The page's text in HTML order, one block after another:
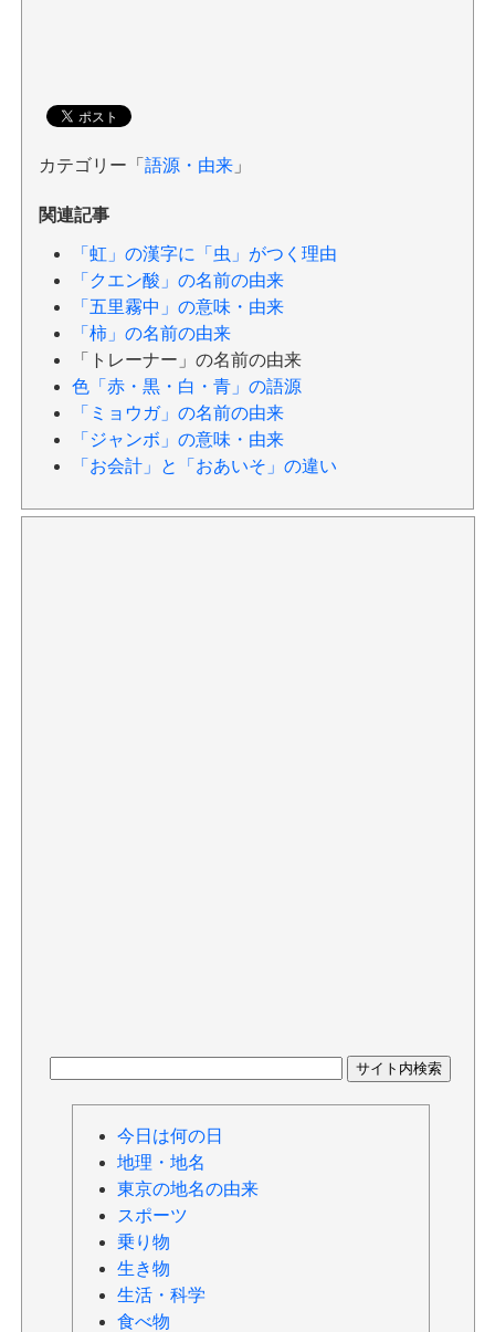
カテゴリー「 語源・由来」
関連記事
「虹」の漢字に「虫」がつく理由
「クエン酸」の名前の由来
「五里霧中」の意味・由来
「柿」の名前の由来
「トレーナー」の名前の由来
色「赤・黒・白・青」の語源
「ミョウガ」の名前の由来
「ジャンボ」の意味・由来
「お会計」と「おあいそ」の違い
今日は何の日
地理・地名
東京の地名の由来
スポーツ
乗り物
生き物
生活・科学
食べ物